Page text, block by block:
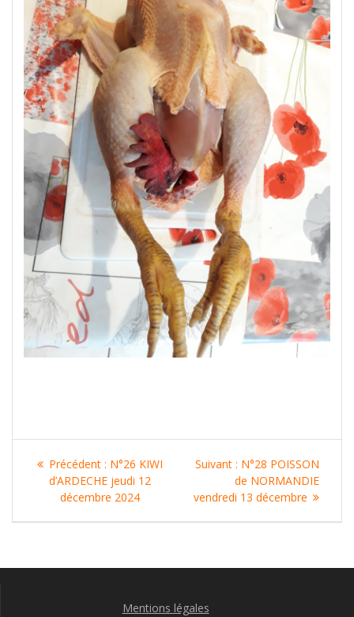
Navigation
l’article
Précédent : Article
précédent
:
N°26 KIWI
d’ARDECHE jeudi 12
décembre 2024
Suivant : Article
suivant
:
N°28 POISSON
de NORMANDIE
vendredi 13 décembre
Mentions légales